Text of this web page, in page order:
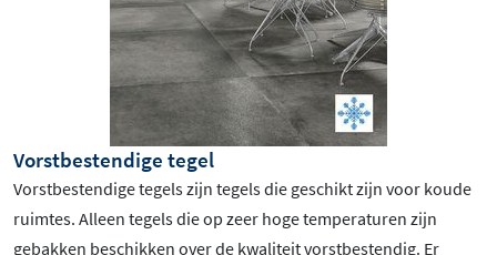
Vorstbestendige tegel
Vorstbestendige tegels zijn tegels die geschikt zijn voor koude
ruimtes. Alleen tegels die op zeer hoge temperaturen zijn
gebakken beschikken over de kwaliteit vorstbestendig. Er